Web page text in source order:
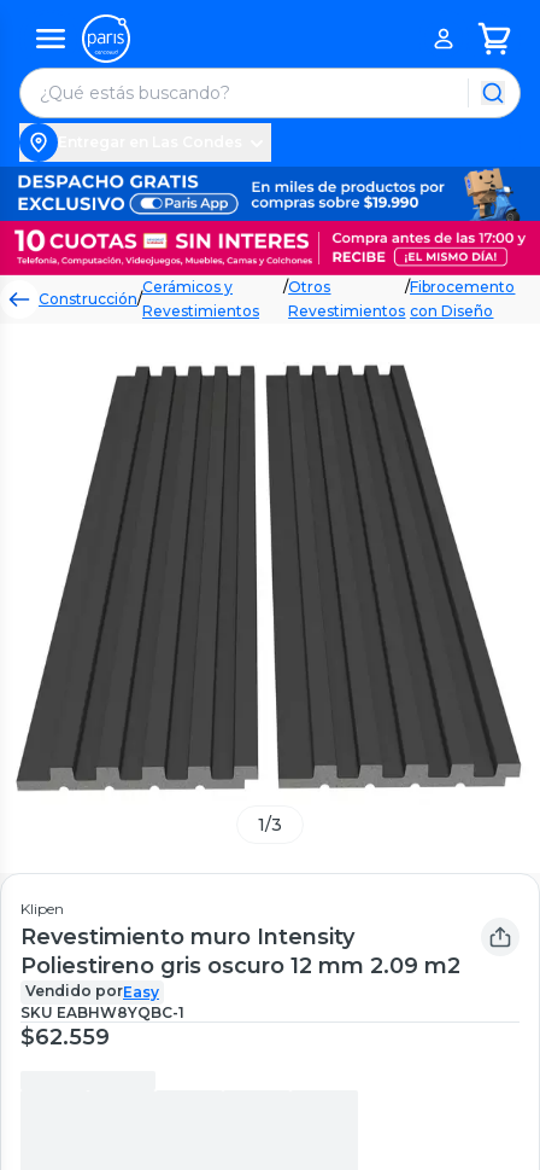
Construcción/
Cerámicos y
Revestimientos
/Otros
Revestimientos
/Fibrocemento
con Diseño
1/3
Klipen
Revestimiento muro Intensity
Poliestireno gris oscuro 12 mm 2.09 m2
Vendido porEasy
SKU EABHW8YQBC-1
$62.559